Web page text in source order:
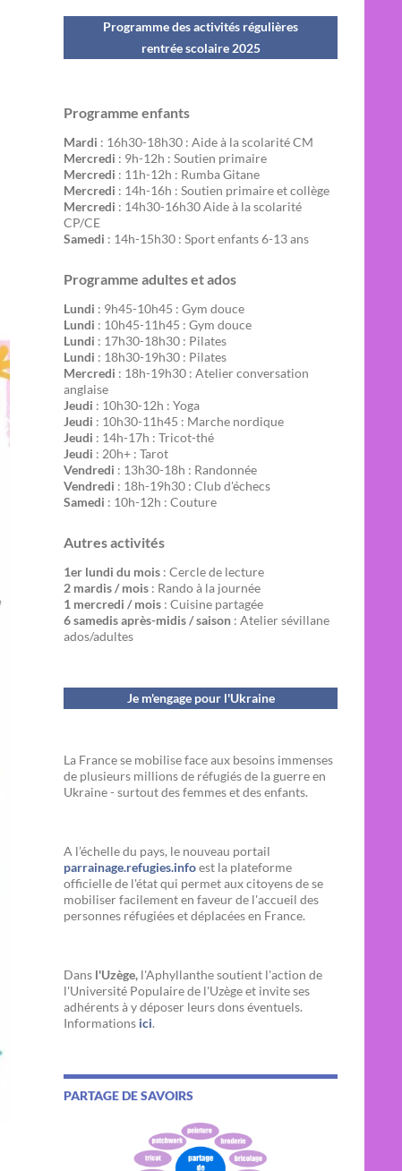
Programme des activités régulières
rentrée scolaire 2025
Programme enfants
Mardi : 16h30-18h30 : Aide à la scolarité CM
Mercredi : 9h-12h : Soutien primaire
Mercredi : 11h-12h : Rumba Gitane
Mercredi : 14h-16h : Soutien primaire et collège
Mercredi : 14h30-16h30 Aide à la scolarité
CP/CE
Samedi : 14h-15h30 : Sport enfants 6-13 ans
Programme adultes et ados
Lundi : 9h45-10h45 : Gym douce
Lundi : 10h45-11h45 : Gym douce
Lundi : 17h30-18h30 : Pilates
Lundi : 18h30-19h30 : Pilates
Mercredi : 18h-19h30 : Atelier conversation
anglaise
Jeudi : 10h30-12h : Yoga
Jeudi : 10h30-11h45 : Marche nordique
Jeudi : 14h-17h : Tricot-thé
Jeudi : 20h+ : Tarot
Vendredi : 13h30-18h : Randonnée
Vendredi : 18h-19h30 : Club d'échecs
Samedi : 10h-12h : Couture
Autres activités
1er lundi du mois : Cercle de lecture
2 mardis / mois : Rando à la journée
1 mercredi / mois : Cuisine partagée
6 samedis après-midis / saison : Atelier sévillane
ados/adultes
Je m'engage pour l'Ukraine
La France se mobilise face aux besoins immenses
de plusieurs millions de réfugiés de la guerre en
Ukraine - surtout des femmes et des enfants.
A l’échelle du pays, le nouveau portail
parrainage.refugies.infoest la plateforme
officielle de l'état qui permet aux citoyens de se
mobiliser facilement en faveur de l'accueil des
personnes réfugiées et déplacées en France.
Dans l'Uzège, l'Aphyllanthe soutient l'action de
l'Université Populaire de l'Uzège et invite ses
adhérents à y déposer leurs dons éventuels.
Informations ici.
PARTAGE DE SAVOIRS